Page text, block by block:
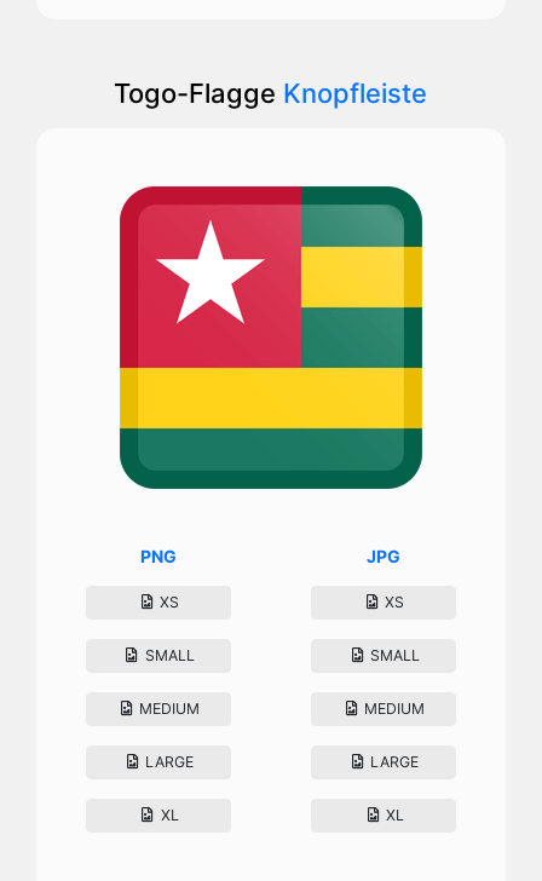
Togo-Flagge Knopfleiste
PNG
XS
SMALL
MEDIUM
LARGE
XL
JPG
XS
SMALL
MEDIUM
LARGE
XL